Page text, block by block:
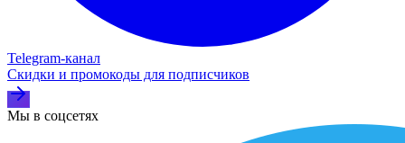
Telegram‑канал
Скидки и промокоды для подписчиков
Мы в соцсетях